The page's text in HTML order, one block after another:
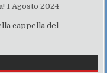
1 Agosto 2024
cappella del